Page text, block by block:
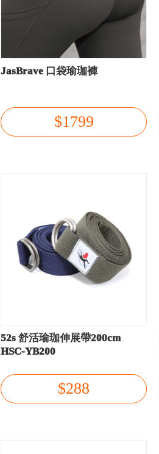
JasBrave 口袋瑜珈褲
$1799
52s 舒活瑜珈伸展帶200cm
HSC-YB200
$288